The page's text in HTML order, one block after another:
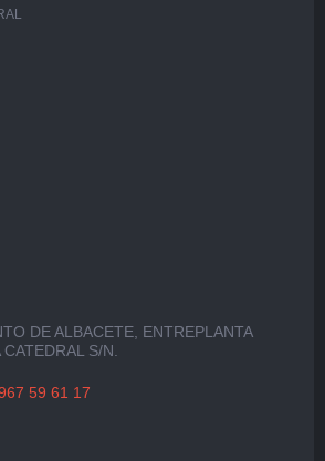
DE ALBACETE, ENTREPLANTA
S/N.
59 61 17